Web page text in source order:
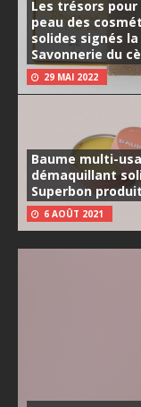
Les trésors pour
peau des
solides signés la
Savonnerie du
29 MAI 2022
Baume multi-
démaquillant
Superbon
6 AOÛT 2021